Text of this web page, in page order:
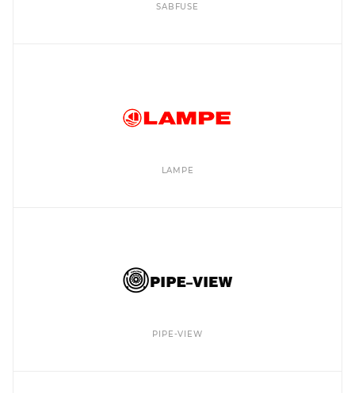
SABFUSE
LAMPE
PIPE-VIEW